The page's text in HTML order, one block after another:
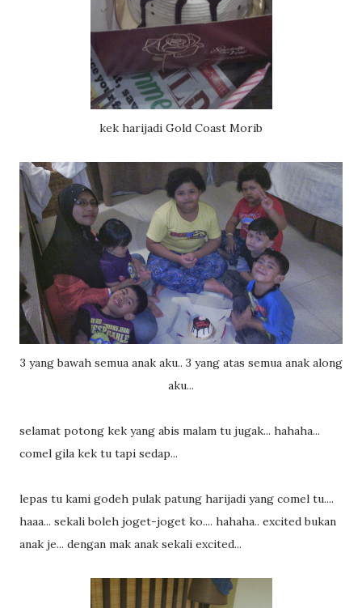
kek harijadi Gold Coast Morib
3 yang bawah semua anak aku.. 3 yang atas semua anak along
aku...
selamat potong kek yang abis malam tu jugak... hahaha...
comel gila kek tu tapi sedap...
lepas tu kami godeh pulak patung harijadi yang comel tu....
haaa... sekali boleh joget-joget ko.... hahaha.. excited bukan
anak je... dengan mak anak sekali excited...